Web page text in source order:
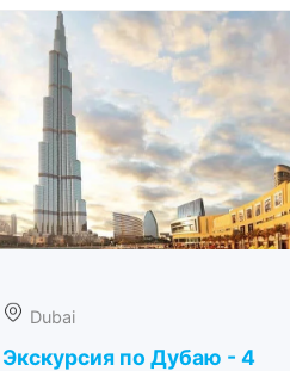
Dubai
Экскурсия по Дубаю - 4